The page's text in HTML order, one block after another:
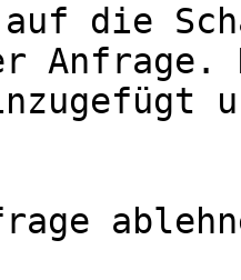
die